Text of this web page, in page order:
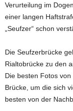
Verurteilung im
einer langen
„Seufzer“ schon
Die Seufzerbrücke
Rialtobrücke zu den
Die besten Fotos
Brücke, um die sich
besten von der